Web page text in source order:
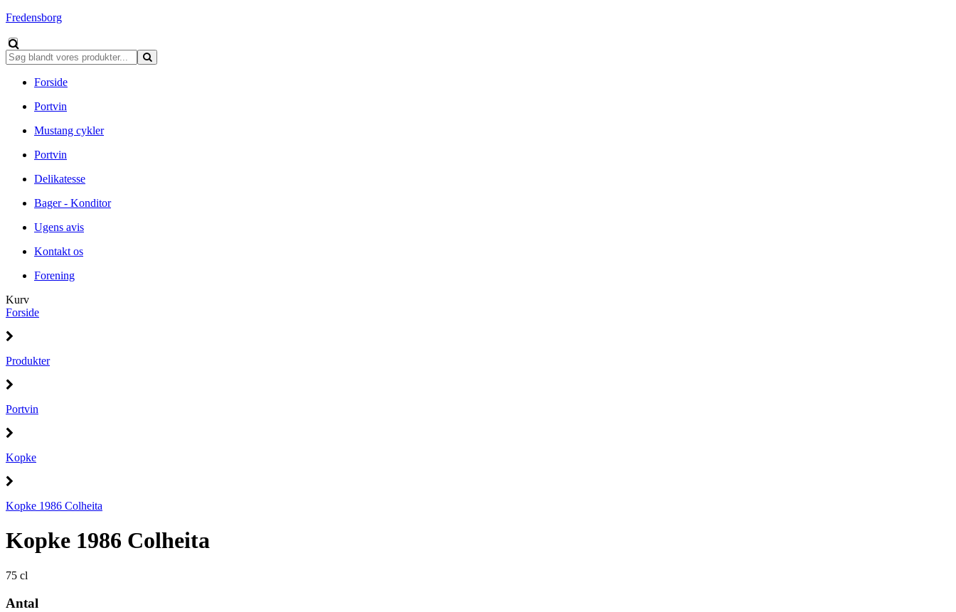
Fredensborg
Forside
Portvin
Mustang cykler
Portvin
Delikatesse
Bager - Konditor
Ugens avis
Kontakt os
Forening
Kurv
Forside
Produkter
Portvin
Kopke
Kopke 1986 Colheita
Kopke 1986 Colheita
75 cl
Antal